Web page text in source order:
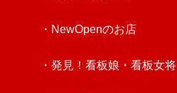
・NewOpenのお店
・発見！看板娘・看板女将